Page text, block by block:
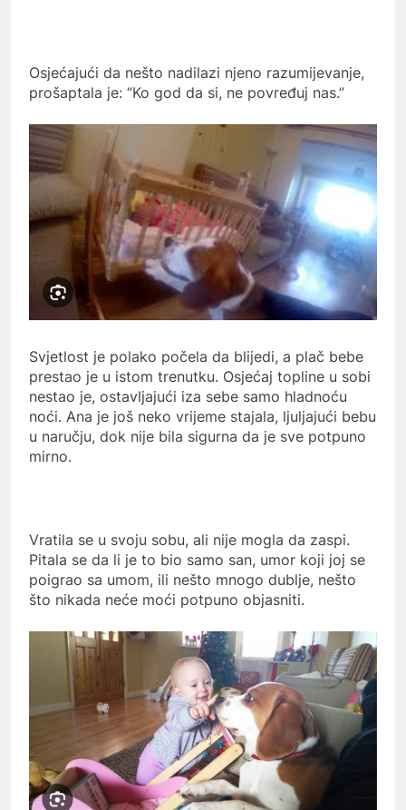
Osjećajući da nešto nadilazi njeno razumijevanje,
prošaptala je: “Ko god da si, ne povređuj nas.”
Svjetlost je polako počela da blijedi, a plač bebe
prestao je u istom trenutku. Osjećaj topline u sobi
nestao je, ostavljajući iza sebe samo hladnoću
noći. Ana je još neko vrijeme stajala, ljuljajući bebu
u naručju, dok nije bila sigurna da je sve potpuno
mirno.
Vratila se u svoju sobu, ali nije mogla da zaspi.
Pitala se da li je to bio samo san, umor koji joj se
poigrao sa umom, ili nešto mnogo dublje, nešto
što nikada neće moći potpuno objasniti.